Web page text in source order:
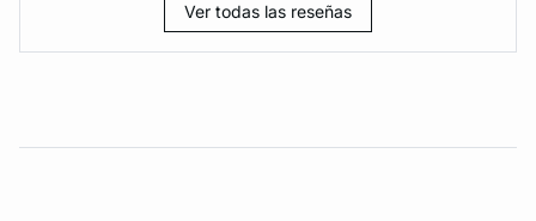
Ver todas las reseñas